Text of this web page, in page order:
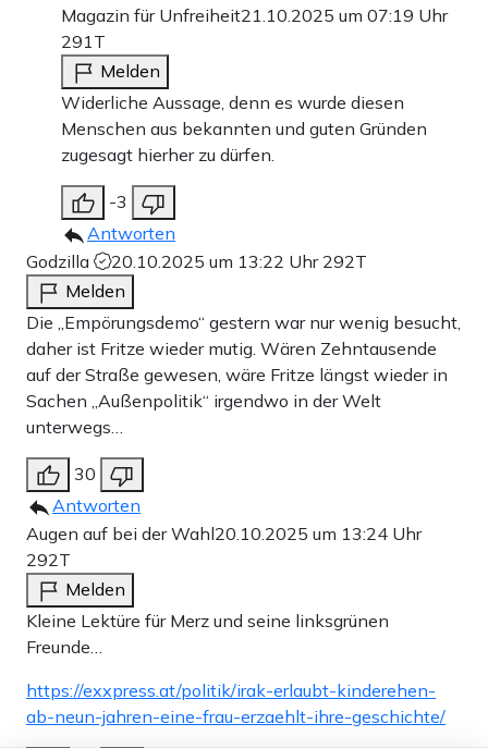
Magazin für Unfreiheit21.10.2025 um 07:19 Uhr
291T
Melden
Widerliche Aussage, denn es wurde diesen
Menschen aus bekannten und guten Gründen
zugesagt hierher zu dürfen.
-3
Antworten
Godzilla
20.10.2025 um 13:22 Uhr 292T
Melden
Die „Empörungsdemo“ gestern war nur wenig besucht,
daher ist Fritze wieder mutig. Wären Zehntausende
auf der Straße gewesen, wäre Fritze längst wieder in
Sachen „Außenpolitik“ irgendwo in der Welt
unterwegs…
30
Antworten
Augen auf bei der Wahl20.10.2025 um 13:24 Uhr
292T
Melden
Kleine Lektüre für Merz und seine linksgrünen
Freunde…
https://exxpress.at/politik/irak-erlaubt-kinderehen-
ab-neun-jahren-eine-frau-erzaehlt-ihre-geschichte/